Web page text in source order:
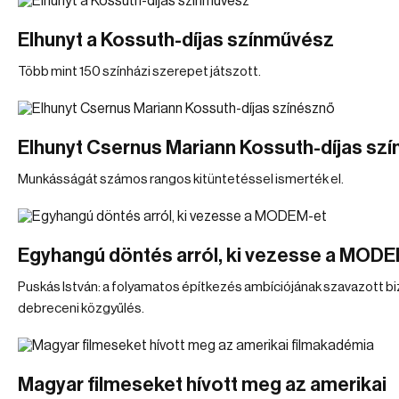
Elhunyt a Kossuth-díjas színművész
Több mint 150 színházi szerepet játszott.
Elhunyt Csernus Mariann Kossuth-díjas
Munkásságát számos rangos kitüntetéssel ismerték el.
Egyhangú döntés arról, ki vezesse a
Puskás István: a folyamatos építkezés ambíciójának szavazott
debreceni közgyűlés.
Magyar filmeseket hívott meg az amerikai